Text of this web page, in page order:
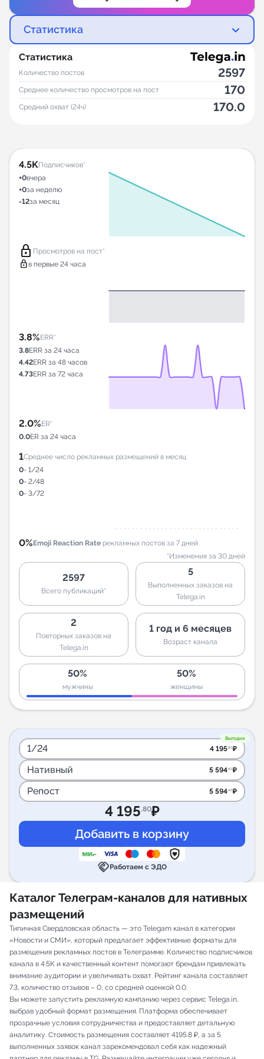
Статистика
Статистика
Количество постов 2597
Среднее количество просмотров на пост 170
Средний охват (24ч) 170.0
4.5KПодписчиков*
+0вчера
+0за неделю
-12за месяц
lock Просмотров на пост*
lock в первые 24 часа
3.8%ERR*
3.8ERR за 24 часа
4.42ERR за 48 часов
4.73ERR за 72 часа
2.0%ER*
0.0ER за 24 часа
1Среднее число рекламных размещений в месяц
0- 1/24
0- 2/48
0- 3/72
0%Emoji Reaction Rate рекламных постов за 7 дней
*Изменения за 30 дней
2597
Всего публикаций*
5
Выполненных заказов на
Telega.in
2
Повторных заказов на
Telega.in
1 год и 6 месяцев
Возраст канала
50%
мужчины
50%
женщины
Выгодно
1/24 4 195.80₽
Нативный 5 594.40₽
Репост 5 594.40₽
4 195.80₽
handshakeРаботаем с ЭДО
Каталог Телеграм-каналов для нативных
размещений
Типичная Свердловская область — это Telegam канал в категории
«Новости и СМИ», который предлагает эффективные форматы для
размещения рекламных постов в Телеграмме. Количество подписчиков
канала в 4.5K и качественный контент помогают брендам привлекать
внимание аудитории и увеличивать охват. Рейтинг канала составляет
7.3, количество отзывов – 0, со средней оценкой 0.0.
Вы можете запустить рекламную кампанию через сервис Telega.in,
выбрав удобный формат размещения. Платформа обеспечивает
прозрачные условия сотрудничества и предоставляет детальную
аналитику. Стоимость размещения составляет 4195.8 ₽, а за 5
выполненных заявок канал зарекомендовал себя как надежный